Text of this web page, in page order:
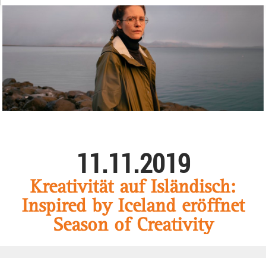
11.11.2019
Kreativität auf Isländisch:
Inspired by Iceland eröffnet
Season of Creativity